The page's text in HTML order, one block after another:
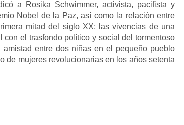
a Rosika Schwimmer, activista, pacifista y
Nobel de la Paz, así como la relación entre
mitad del siglo XX; las vivencias de una
el trasfondo político y social del tormentoso
entre dos niñas en el pequeño pueblo
de mujeres revolucionarias en los años setenta